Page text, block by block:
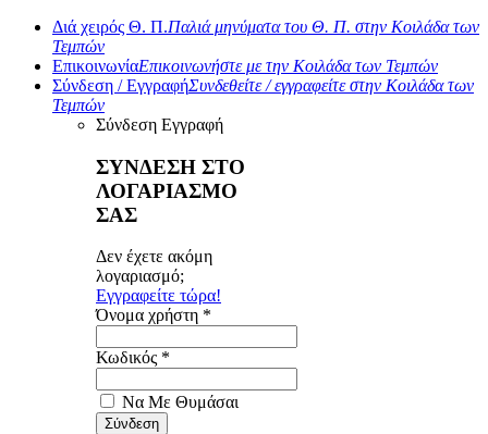
Διά χειρός Θ. Π.Παλιά μηνύματα του Θ. Π. στην Κοιλάδα των
Τεμπών
ΕπικοινωνίαΕπικοινωνήστε με την Κοιλάδα των Τεμπών
Σύνδεση / ΕγγραφήΣυνδεθείτε / εγγραφείτε στην Κοιλάδα των
Τεμπών
Σύνδεση Εγγραφή
ΣΥΝΔΕΣΗ ΣΤΟ
ΛΟΓΑΡΙΑΣΜΟ
ΣΑΣ
Δεν έχετε ακόμη
λογαριασμό;
Εγγραφείτε τώρα!
Όνομα χρήστη *
Κωδικός *
Να Με Θυμάσαι